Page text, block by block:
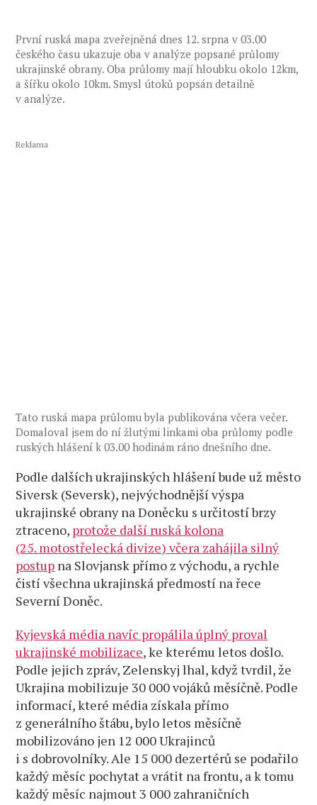
První ruská mapa zveřejněná dnes 12. srpna v 03.00
českého času ukazuje oba v analýze popsané průlomy
ukrajinské obrany. Oba průlomy mají hloubku okolo 12km,
a šířku okolo 10km. Smysl útoků popsán detailně
v analýze.
Reklama
Tato ruská mapa průlomu byla publikována včera večer.
Domaloval jsem do ní žlutými linkami oba průlomy podle
ruských hlášení k 03.00 hodinám ráno dnešního dne.
Podle dalších ukrajinských hlášení bude už město
Siversk (Seversk), nejvýchodnější výspa
ukrajinské obrany na Doněcku s určitostí brzy
ztraceno, protože další ruská kolona
(25. motostřelecká divize) včera zahájila silný
postup na Slovjansk přímo z východu, a rychle
čistí všechna ukrajinská předmostí na řece
Severní Doněc.
Kyjevská média navíc propálila úplný proval
ukrajinské mobilizace, ke kterému letos došlo.
Podle jejich zpráv, Zelenskyj lhal, když tvrdil, že
Ukrajina mobilizuje 30 000 vojáků měsíčně. Podle
informací, které média získala přímo
z generálního štábu, bylo letos měsíčně
mobilizováno jen 12 000 Ukrajinců
i s dobrovolníky. Ale 15 000 dezertérů se podařilo
každý měsíc pochytat a vrátit na frontu, a k tomu
každý měsíc najmout 3 000 zahraničních